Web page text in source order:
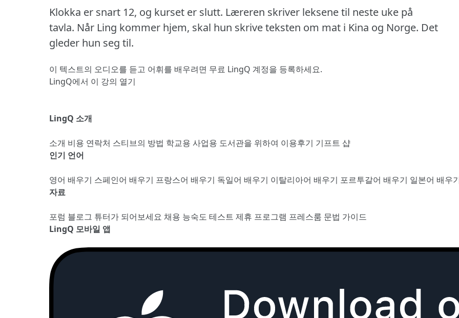
Klokka er snart 12, og kurset er slutt. Læreren skriver leksene til neste uke på
tavla. Når Ling kommer hjem, skal hun skrive teksten om mat i Kina og Norge. Det
gleder hun seg til.
이 텍스트의 오디오를 듣고 어휘를 배우려면 무료 LingQ 계정을 등록하세요.
LingQ에서 이 강의 열기
LingQ 소개
소개 비용 연락처 스티브의 방법 학교용 사업용 도서관을 위하여 이용후기 기프트 샵
인기 언어
영어 배우기 스페인어 배우기 프랑스어 배우기 독일어 배우기 이탈리아어 배우기 포르투갈어 배우기 일본어 배우
자료
포럼 블로그 튜터가 되어보세요 채용 능숙도 테스트 제휴 프로그램 프레스룸 문법 가이드
LingQ 모바일 앱